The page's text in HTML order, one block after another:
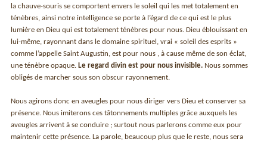
la chauve-souris se comportent envers le soleil qui les met totalement en
ténèbres, ainsi notre intelligence se porte à l’égard de ce qui est le plus
lumière en Dieu qui est totalement ténèbres pour nous. Dieu éblouissant en
lui-même, rayonnant dans le domaine spirituel, vrai « soleil des esprits »
comme l’appelle Saint Augustin, est pour nous , à cause même de son éclat,
une ténèbre opaque. Le regard divin est pour nous invisible. Nous sommes
obligés de marcher sous son obscur rayonnement.
Nous agirons donc en aveugles pour nous diriger vers Dieu et conserver sa
présence. Nous imiterons ces tâtonnements multiples grâce auxquels les
aveugles arrivent à se conduire ; surtout nous parlerons comme eux pour
maintenir cette présence. La parole, beaucoup plus que le reste, nous sera